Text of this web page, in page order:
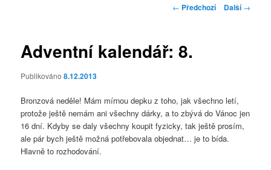
webu
Navigace
← Předchozí Další→
Adventní kalendář: 8.
Publikováno8.12.2013
Bronzová neděle! Mám mírnou depku z toho, jak všechno letí,
protože ještě nemám ani všechny dárky, a to zbývá do Vánoc jen
16 dní. Kdyby se daly všechny koupit fyzicky, tak ještě prosím,
ale pár bych ještě možná potřebovala objednat… je to bída.
Hlavně to rozhodování.